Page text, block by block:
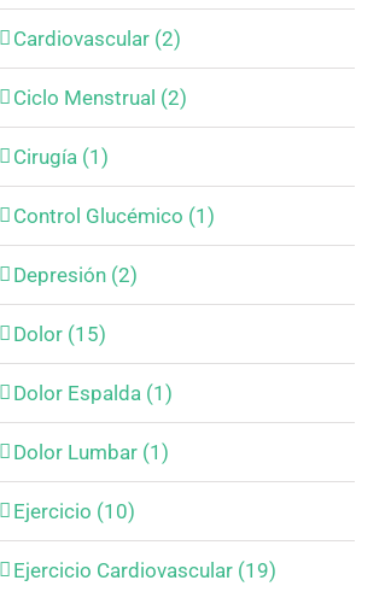
Cardiovascular (2)
Ciclo Menstrual (2)
Cirugía (1)
Control Glucémico (1)
Depresión (2)
Dolor (15)
Dolor Espalda (1)
Dolor Lumbar (1)
Ejercicio (10)
Ejercicio Cardiovascular (19)